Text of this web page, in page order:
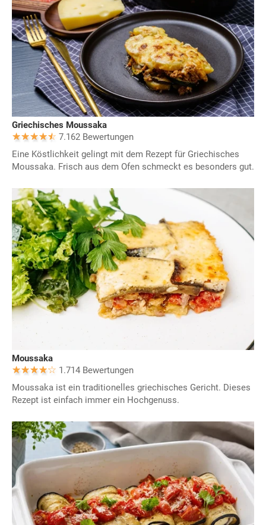
Griechisches Moussaka
7.162 Bewertungen
Eine Köstlichkeit gelingt mit dem Rezept für Griechisches
Moussaka. Frisch aus dem Ofen schmeckt es besonders gut.
Moussaka
1.714 Bewertungen
Moussaka ist ein traditionelles griechisches Gericht. Dieses
Rezept ist einfach immer ein Hochgenuss.